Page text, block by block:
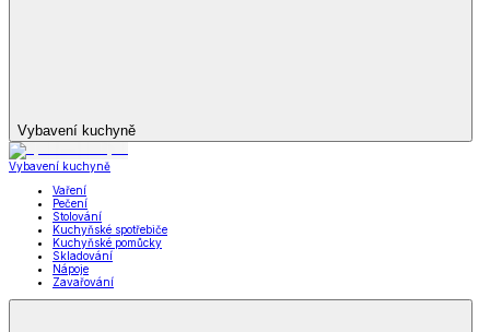
Vybavení kuchyně
Vybavení kuchyně
Vaření
Pečení
Stolování
Kuchyňské spotřebiče
Kuchyňské pomůcky
Skladování
Nápoje
Zavařování